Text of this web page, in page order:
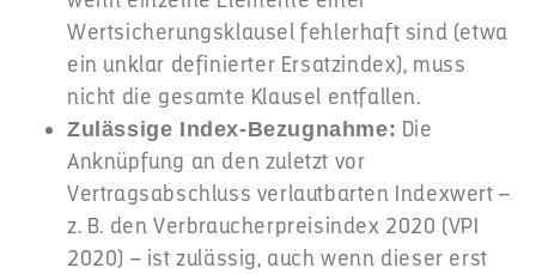
Wertsicherungsklausel fehlerhaft sind (etwa
ein unklar definierter Ersatzindex), muss
nicht die gesamte Klausel entfallen.
Zulässige Index-Bezugnahme: Die
Anknüpfung an den zuletzt vor
Vertragsabschluss verlautbarten Indexwert –
z. B. den Verbraucherpreisindex 2020 (VPI
2020) – ist zulässig, auch wenn dieser erst